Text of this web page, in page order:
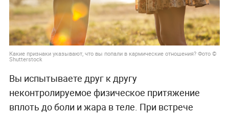
Какие признаки указывают, что вы попали в кармические отношения? Фото ©
Shutterstock
Вы испытываете друг к другу
неконтролируемое физическое притяжение
вплоть до боли и жара в теле. При встрече